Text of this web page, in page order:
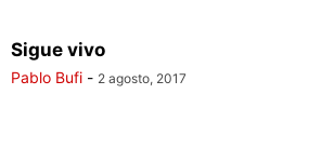
Sigue vivo
Pablo Bufi - 2 agosto, 2017